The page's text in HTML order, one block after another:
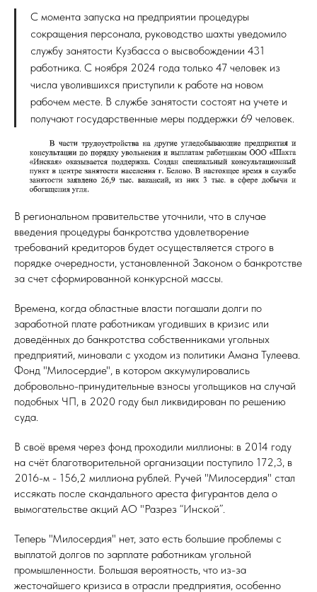
С момента запуска на предприятии процедуры
сокращения персонала, руководство шахты уведомило
службу занятости Кузбасса о высвобождении 431
работника. С ноября 2024 года только 47 человек из
числа уволившихся приступили к работе на новом
рабочем месте. В службе занятости состоят на учете и
получают государственные меры поддержки 69 человек.
В региональном правительстве уточнили, что в случае
введения процедуры банкротства удовлетворение
требований кредиторов будет осуществляется строго в
порядке очередности, установленной Законом о банкротстве
за счет сформированной конкурсной массы.
Времена, когда областные власти погашали долги по
заработной плате работникам угодивших в кризис или
доведённых до банкротства собственниками угольных
предприятий, миновали с уходом из политики Амана Тулеева.
Фонд "Милосердие", в котором аккумулировались
добровольно-принудительные взносы угольщиков на случай
подобных ЧП, в 2020 году был ликвидирован по решению
суда.
В своё время через фонд проходили миллионы: в 2014 году
на счёт благотворительной организации поступило 172,3, в
2016-м - 156,2 миллиона рублей. Ручей "Милосердия" стал
иссякать после скандального ареста фигурантов дела о
вымогательстве акций АО "Разрез “Инской”.
Теперь "Милосердия" нет, зато есть большие проблемы с
выплатой долгов по зарплате работникам угольной
промышленности. Большая вероятность, что из-за
жесточайшего кризиса в отрасли предприятия, особенно